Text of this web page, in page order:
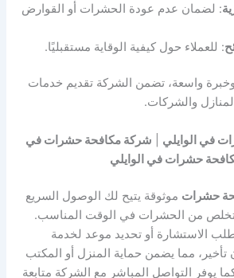
: لضمان عدم عودة الحشرات أو القوارض
: للعملاء حول كيفية الوقاية مستقبليًا.
واسعة، تضمن الشركة تقديم خدمات
والشركات.
في الوايلي
شركة مكافحة حشرات في
حشرات في الوايلي
حشرات موثوقة يتيح لك الوصول السريع
من الحشرات في الوقت المناسب.
الاستشارة أو تحديد موعد لخدمة
مما يضمن حماية المنزل أو المكتب
يوفر التواصل المباشر مع الشركة متابعة